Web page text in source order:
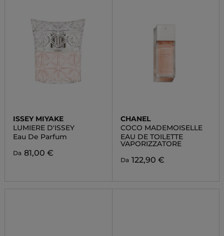
ISSEY MIYAKE
LUMIERE D'ISSEY
Eau De Parfum
Da 81,00 €
CHANEL
COCO MADEMOISELLE
EAU DE TOILETTE
VAPORIZZATORE
Da 122,90 €